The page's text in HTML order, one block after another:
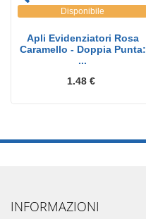
Disponibile
Apli Evidenziatori Rosa
Caramello - Doppia Punta:
...
1.48 €
INFORMAZIONI